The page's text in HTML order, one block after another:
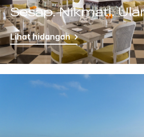
Sesap. Nikmati.
Lihat hidangan